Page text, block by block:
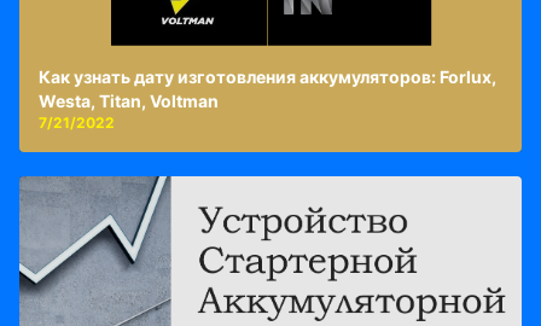
Как узнать дату изготовления аккумуляторов: Forlux,
Westa, Titan, Voltman
7/21/2022